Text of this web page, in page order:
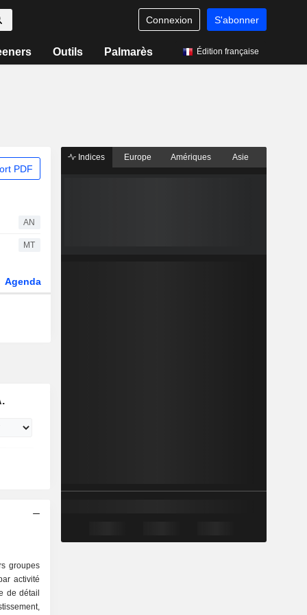
Connexion S'abonner
Outils Palmarès Édition française
PDF
AN
MT
Agenda
groupes
activité
Indices Europe Amériques Asie